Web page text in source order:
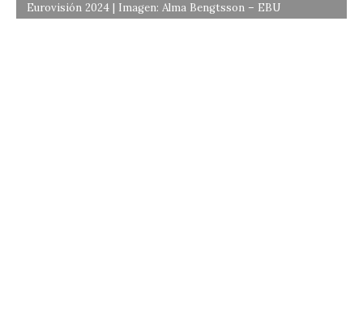
Eurovisión 2024 | Imagen: Alma Bengtsson – EBU